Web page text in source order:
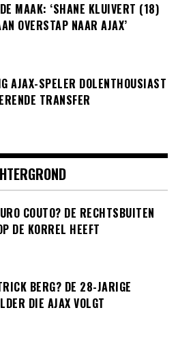
MAAK: ‘SHANE KLUIVERT (18)
OVERSTAP NAAR AJAX’
AJAX-SPELER DOLENTHOUSIAST
TRANSFER
COUTO? DE RECHTSBUITEN
DE KORREL HEEFT
BERG? DE 28-JARIGE
DIE AJAX VOLGT